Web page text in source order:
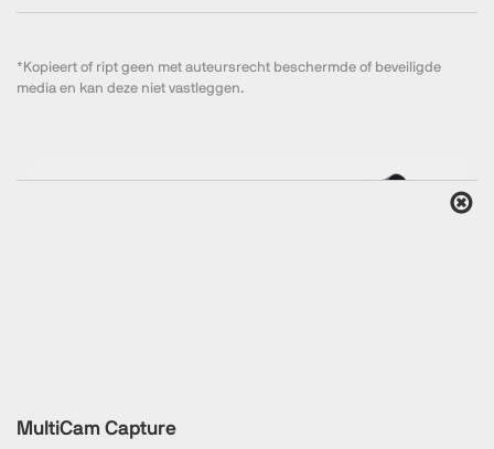
*Kopieert of ript geen met auteursrecht beschermde of beveiligde
media en kan deze niet vastleggen.
MultiCam Capture